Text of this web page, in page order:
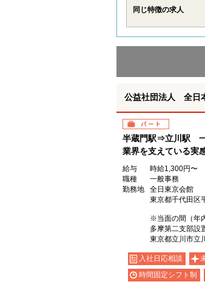
同じ特徴の求人
公益社団法人 全日
パート
半蔵門駅⇒立川駅 一
業界を支えている実
給与
時給1,300円〜
職種
一般事務
勤務地
全日東京会館
東京都千代田区
※当面の間（年
多摩第二支部設
東京都立川市立
入社日応相談
時間固定シフト制